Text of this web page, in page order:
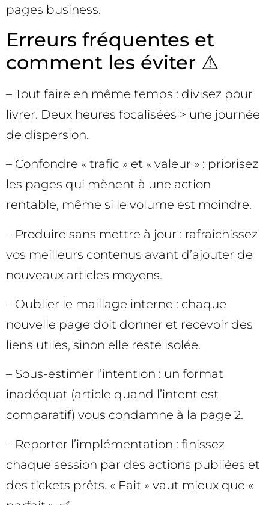
pages business.
Erreurs fréquentes et
comment les éviter ⚠️
– Tout faire en même temps : divisez pour
livrer. Deux heures focalisées > une journée
de dispersion.
– Confondre « trafic » et « valeur » : priorisez
les pages qui mènent à une action
rentable, même si le volume est moindre.
– Produire sans mettre à jour : rafraîchissez
vos meilleurs contenus avant d’ajouter de
nouveaux articles moyens.
– Oublier le maillage interne : chaque
nouvelle page doit donner et recevoir des
liens utiles, sinon elle reste isolée.
– Sous-estimer l’intention : un format
inadéquat (article quand l’intent est
comparatif) vous condamne à la page 2.
– Reporter l’implémentation : finissez
chaque session par des actions publiées et
des tickets prêts. « Fait » vaut mieux que «